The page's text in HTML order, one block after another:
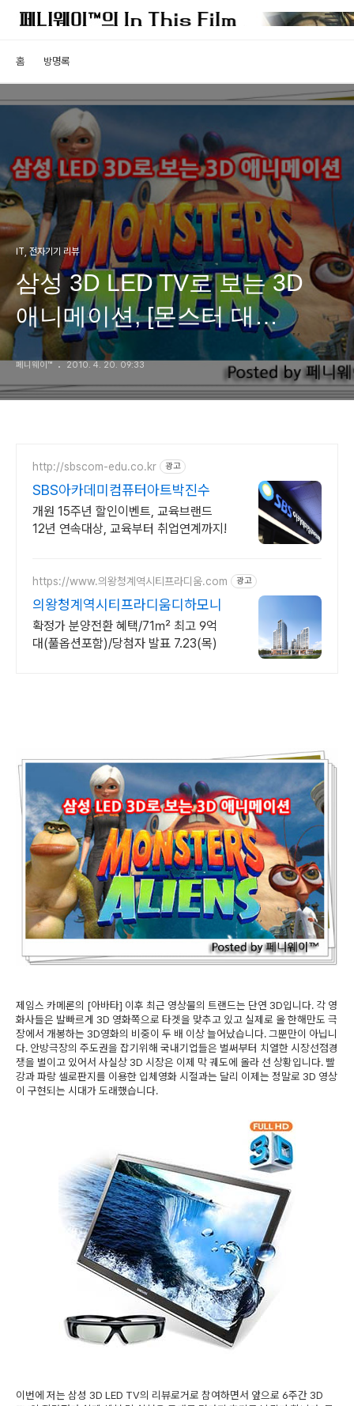
홈 방명록
IT, 전자기기 리뷰
삼성 3D LED TV로 보는 3D
애니메이션, [몬스터 대
에이리언]
페니웨이™ 2010. 4. 20. 09:33
http://sbscom-edu.co.kr 광고
SBS아카데미컴퓨터아트박진수
개원 15주년 할인이벤트, 교육브랜드
12년 연속대상, 교육부터 취업연계까지!
https://www.의왕청계역시티프라디움.com 광고
의왕청계역시티프라디움디하모니
확정가 분양전환 혜택/71㎡ 최고 9억
대(풀옵션포함)/당첨자 발표 7.23(목)
제임스 카메론의 [아바타] 이후 최근 영상물의 트랜드는 단연 3D입니다. 각 영
화사들은 발빠르게 3D 영화쪽으로 타겟을 맞추고 있고 실제로 올 한해만도 극
장에서 개봉하는 3D영화의 비중이 두 배 이상 늘어났습니다. 그뿐만이 아닙니
다. 안방극장의 주도권을 잡기위해 국내기업들은 벌써부터 치열한 시장선점경
쟁을 벌이고 있어서 사실상 3D 시장은 이제 막 궤도에 올라 선 상황입니다. 빨
강과 파랑 셀로판지를 이용한 입체영화 시절과는 달리 이제는 정말로 3D 영상
이 구현되는 시대가 도래했습니다.
이번에 저는 삼성 3D LED TV의 리뷰로거로 참여하면서 앞으로 6주간 3D